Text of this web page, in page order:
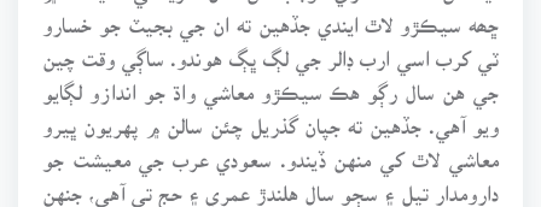
ڇھه سيڪڙو لاٿ ايندي جڏهين ته ان جي بجيٽ جو خسارو
ٽي کرب اسي ارب ڊالر جي لڳ ڀڳ هوندو. ساڳي وقت چين
جي هن سال رڳو هڪ سيڪڙو معاشي واڌ جو اندازو لڳايو
ويو آهي. جڏهين ته جپان گذريل چئن سالن ۾ پهريون ڀيرو
معاشي لاٿ کي منهن ڏيندو. سعودي عرب جي معيشت جو
دارومدار تيل ۽ سڄو سال هلندڙ عمري ۽ حج تي آهي، جنهن